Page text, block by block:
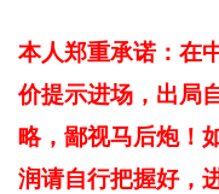
本人郑重承诺：在
价提示进场，出局
略，鄙视马后炮！
润请自行把握好，